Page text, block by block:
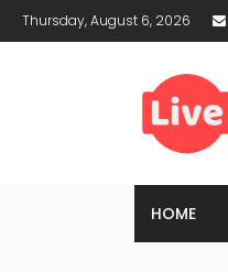
Thursday, August 6, 2026
HOME